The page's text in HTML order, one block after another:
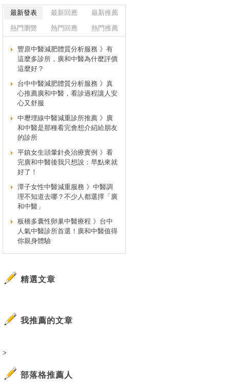
最新發表 最新回應
最新推薦
熱門瀏覽
熱門回應 熱門推薦
豐原中醫減肥體質分析服務 》有
這麼多診所，廣和中醫為什麼評價
這麼好？
台中中醫減肥體質分析服務 》真
心推薦廣和中醫，看診過程讓人安
心又舒服
中壢埋線中醫減重診所推薦 》廣
和中醫是那種看完會想介紹給朋友
的診所
平鎮女生頭暈針灸治療實例 》看
完廣和中醫後我只想說：早點來就
好了！
潭子女性中醫減重服務 》中醫調
理不知道去哪？不少人都選擇「廣
和中醫」
板橋多囊性卵巢中醫療程 》台中
人氣中醫診所首選！廣和中醫值得
你親身體驗
精選文章
我推薦的文章
>
部落格推薦人